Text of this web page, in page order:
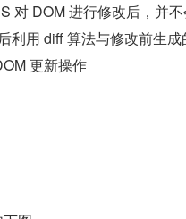
对 DOM 进行修改后，并
利用 diff 算法与修改前生成
更新操作